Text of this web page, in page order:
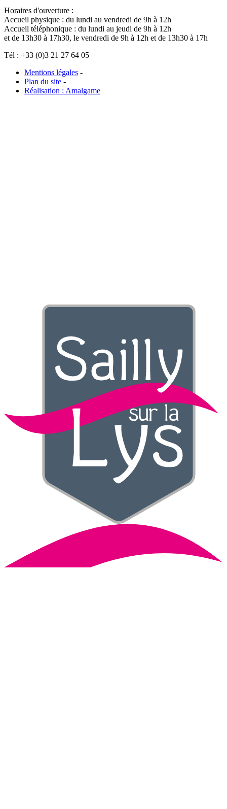
Horaires d'ouverture :
Accueil physique : du lundi au vendredi de 9h à 12h
Accueil téléphonique : du lundi au jeudi de 9h à 12h
et de 13h30 à 17h30, le vendredi de 9h à 12h et de 13h30 à 17h
Tél : +33 (0)3 21 27 64 05
Mentions légales -
Plan du site -
Réalisation : Amalgame